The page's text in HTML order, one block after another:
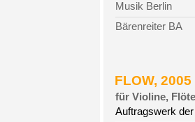
Musik Berlin
Bärenreiter BA
FLOW,
für Violine,
Auftragswerk